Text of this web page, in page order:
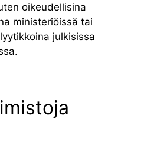
oikeudellisina
ministeriöissä tai
julkisissa